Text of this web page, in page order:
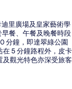
里廣場及皇家藝術學
餐、午餐及晚餐時段
分鐘，即達翠綠公園
5 分鐘路程外，皮卡
觀光特色亦深受旅客